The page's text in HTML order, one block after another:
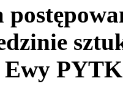
Ewy